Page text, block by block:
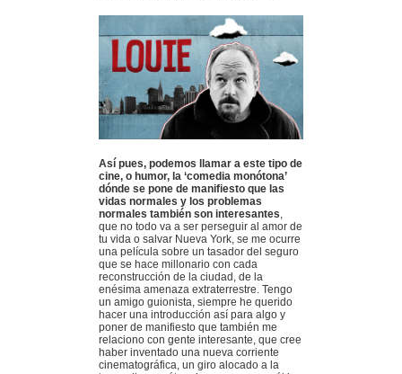
Así pues, podemos llamar a este tipo de
cine, o humor, la ‘comedia monótona’
dónde se pone de manifiesto que las
vidas normales y los problemas
normales también son interesantes,
que no todo va a ser perseguir al amor de
tu vida o salvar Nueva York, se me ocurre
una película sobre un tasador del seguro
que se hace millonario con cada
reconstrucción de la ciudad, de la
enésima amenaza extraterrestre. Tengo
un amigo guionista, siempre he querido
hacer una introducción así para algo y
poner de manifiesto que también me
relaciono con gente interesante, que cree
haber inventado una nueva corriente
cinematográfica, un giro alocado a la